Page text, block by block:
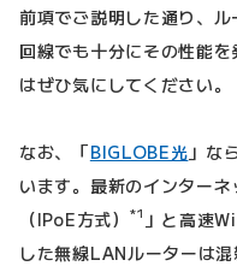
前項でご説明した通り、
回線でも十分にその性能
はぜひ気にしてください。
なお、「BIGLOBE光 」な
います。最新のインター
（IPoE方式）
*1 」と高速
した無線LANルーターは